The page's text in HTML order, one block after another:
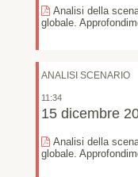
Analisi della
globale.
ANALISI SCENARIO
11:34
15 dicembre
Analisi della
globale.